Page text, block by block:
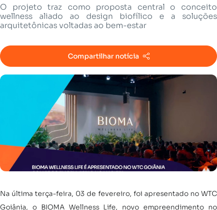
O projeto traz como proposta central o conceito
wellness aliado ao design biofílico e a soluções
arquitetônicas voltadas ao bem-estar
Compartilhar notícia
Na última terça-feira, 03 de fevereiro, foi apresentado no WTC
Goiânia, o BIOMA Wellness Life, novo empreendimento no